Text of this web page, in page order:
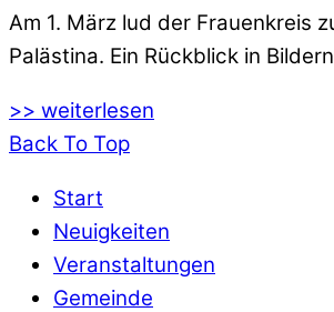
Am 1. März lud der Frauenkreis
Palästina. Ein Rückblick in
>> weiterlesen
Back To Top
Start
Neuigkeiten
Veranstaltungen
Gemeinde